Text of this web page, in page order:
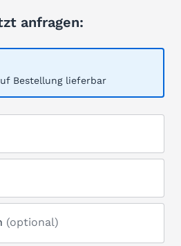
anfragen:
Bestellung lieferbar
(optional)